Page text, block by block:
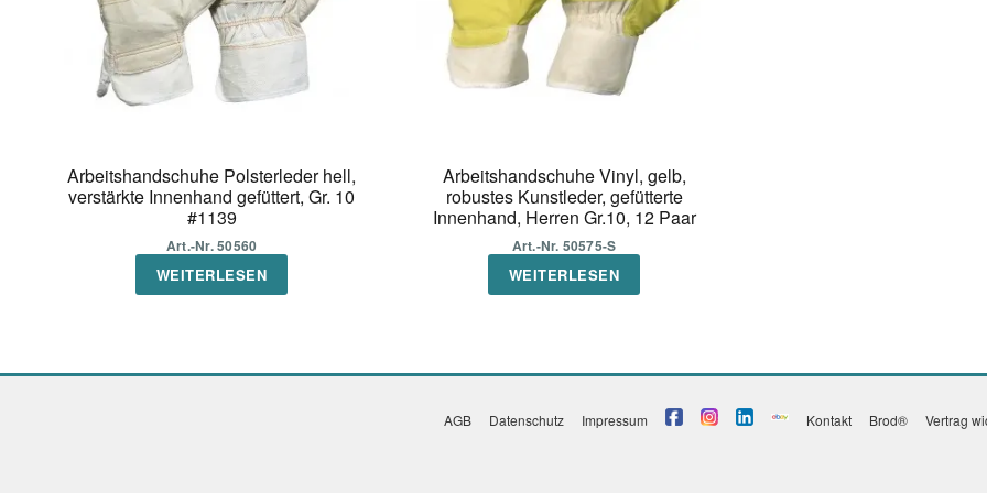
Arbeitshandschuhe Polsterleder hell,
verstärkte Innenhand gefüttert, Gr. 10
#1139
Art.-Nr. 50560
WEITERLESEN
Arbeitshandschuhe Vinyl, gelb,
robustes Kunstleder, gefütterte
Innenhand, Herren Gr.10, 12 Paar
Art.-Nr. 50575-S
WEITERLESEN
AGB Datenschutz Impressum Kontakt Brod® Vertrag